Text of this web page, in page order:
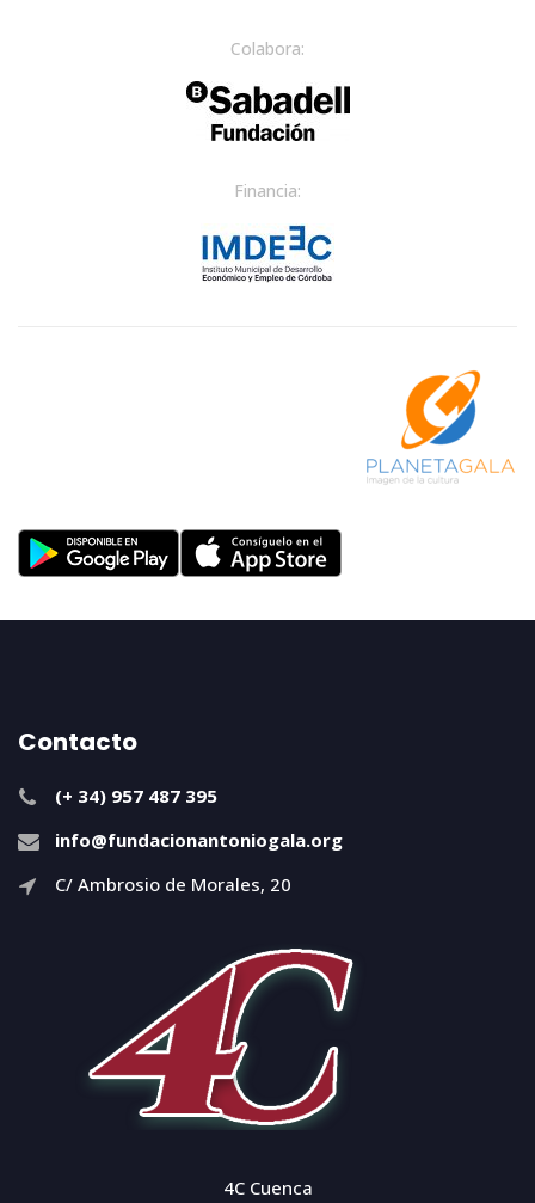
Colabora:
Financia:
Contacto
(+ 34) 957 487 395
info@fundacionantoniogala.org
C/ Ambrosio de Morales, 20
4C Cuenca